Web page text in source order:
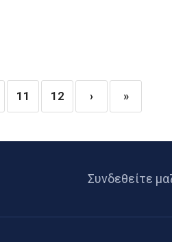
11 12 › »
Συνδεθείτε